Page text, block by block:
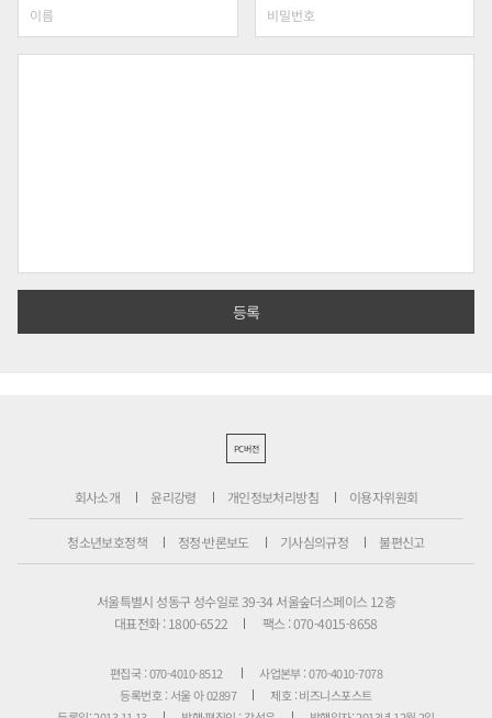
PC버전
회사소개 윤리강령 개인정보처리방침 이용자위원회
청소년보호정책 정정·반론보도 기사심의규정 불편신고
서울특별시 성동구 성수일로 39-34 서울숲더스페이스 12층
대표전화 : 1800-6522
팩스 : 070-4015-8658
편집국 : 070-4010-8512
사업본부 : 070-4010-7078
등록번호 : 서울 아 02897
제호 : 비즈니스포스트